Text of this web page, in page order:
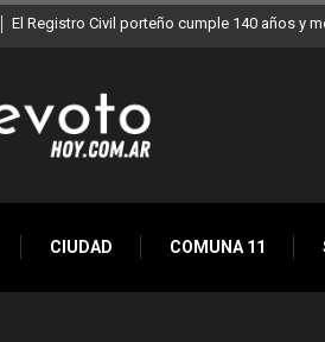
Buenos Aires sumó 12 nuevos Bares
CIUDAD COMUNA 11